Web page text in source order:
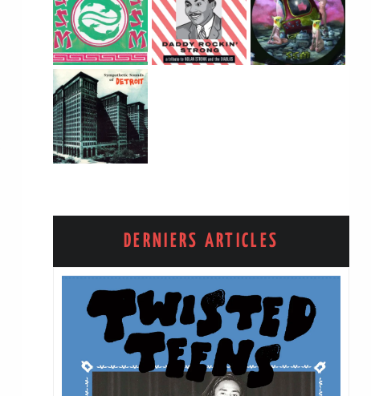
DERNIERS ARTICLES